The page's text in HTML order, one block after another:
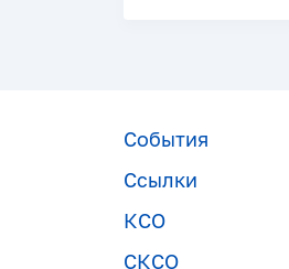
События
Ссылки
КСО
СКСО